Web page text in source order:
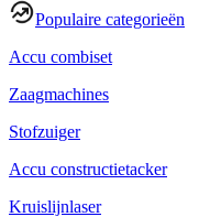
Populaire categorieën
Accu combiset
Zaagmachines
Stofzuiger
Accu constructietacker
Kruislijnlaser